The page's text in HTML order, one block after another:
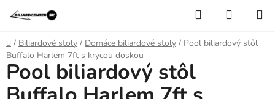
obsah
Hľadať
KOŠÍK
Domov
/ Biliardové stoly / Domáce biliardové stoly / Pool biliardový stôl
Buffalo Harlem 7ft s krycou doskou
Pool biliardový stôl